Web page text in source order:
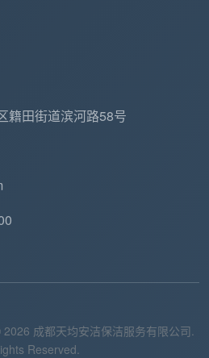
籍田街道滨河路58号
成都天均安洁保洁服务有限公司.
Reserved.